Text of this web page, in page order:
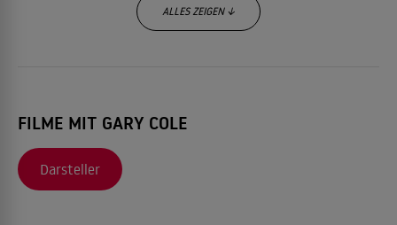
ALLES ZEIGEN ↓
mit einer kleinen Nebenrolle in dem TV-Drama "Die letzte
Schicht". Die Hauptrolle in "Ich bin kein Mörder" zeigte ihn
ein Jahr später bereits an der Seite so renommierter
Darsteller wieKarl Malden
FILME MIT GARY COLE
Darsteller